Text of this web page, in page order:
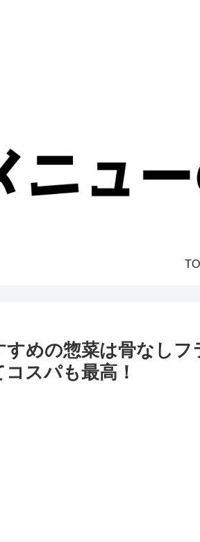
すめの惣菜は骨なし
スパも最高！